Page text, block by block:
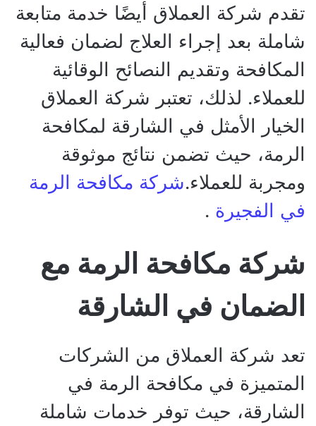
تقدم شركة العملاق أيضًا خدمة متابعة
شاملة بعد إجراء العلاج لضمان فعالية
المكافحة وتقديم النصائح الوقائية
للعملاء. لذلك، تعتبر شركة العملاق
الخيار الأمثل في الشارقة لمكافحة
الرمة، حيث تضمن نتائج موثوقة
ومجربة للعملاء.شركة مكافحة الرمة
في الفجيرة .
شركة مكافحة الرمة مع
الضمان في الشارقة
تعد شركة العملاق من الشركات
المتميزة في مكافحة الرمة في
الشارقة، حيث توفر خدمات شاملة